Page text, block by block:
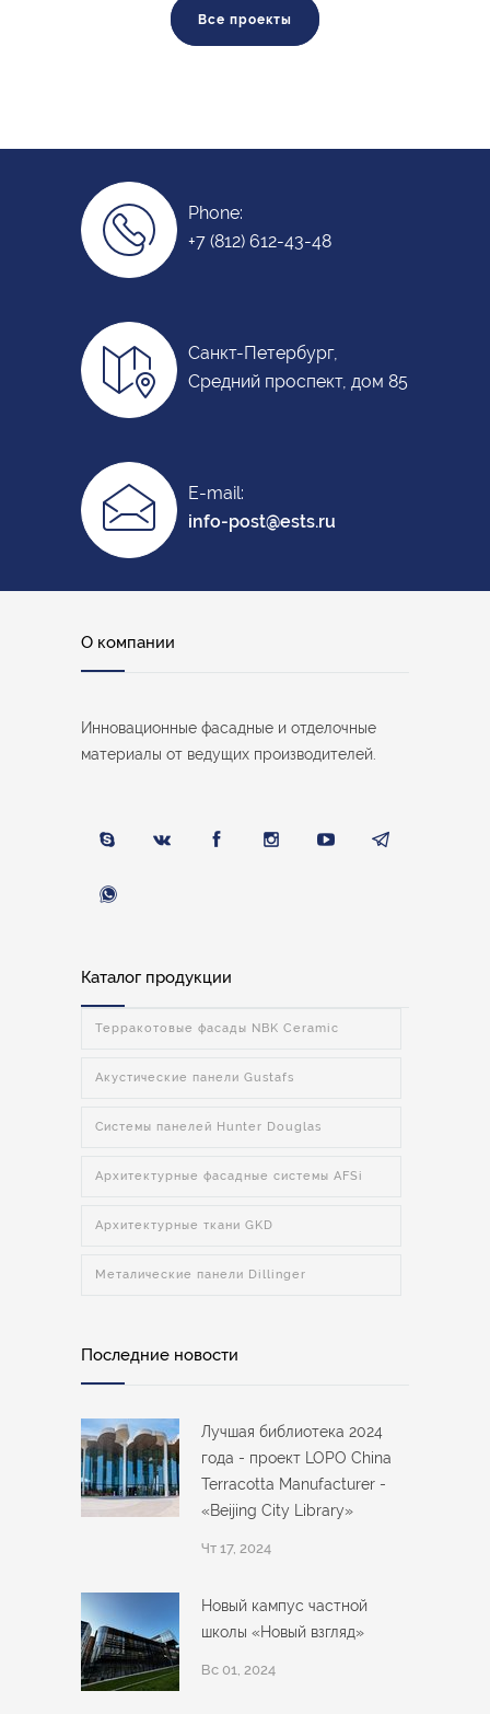
Все проекты
Phone:
+7 (812) 612-43-48
Санкт-Петербург,
Средний проспект, дом 85
E-mail:
info-post@ests.ru
О компании
Инновационные фасадные и отделочные
материалы от ведущих производителей.
Каталог продукции
Терракотовые фасады NBK Ceramic
Акустические панели Gustafs
Системы панелей Hunter Douglas
Архитектурные фасадные системы AFSi
Архитектурные ткани GKD
Металические панели Dillinger
Последние новости
Лучшая библиотека 2024
года - проект LOPO China
Terracotta Manufacturer -
«Beijing City Library»
Чт 17, 2024
Новый кампус частной
школы «Новый взгляд»
Вс 01, 2024